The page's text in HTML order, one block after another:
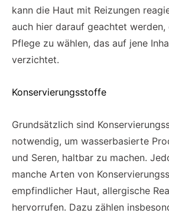
kann die Haut mit Reizungen
auch hier darauf geachtet
Pflege zu wählen, das auf jene
verzichtet.
Konservierungsstoffe
Grundsätzlich sind
notwendig, um wasserbasierte
und Seren, haltbar zu machen.
manche Arten von
empfindlicher Haut, allergische
hervorrufen. Dazu zählen